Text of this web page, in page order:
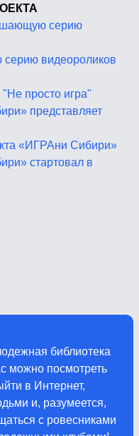
серию
видеороликов
просто игра"
представляет
«ИГРАни Сибири»
стартовал в
библиотека
можно посмотреть
в Интернет,
и, разумеется,
с ровесниками